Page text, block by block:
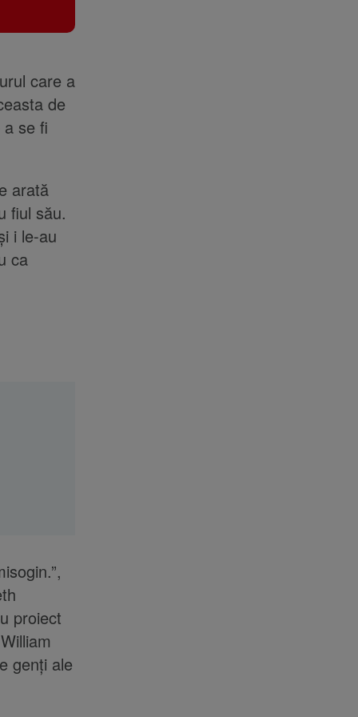
care a
de
se fi
arată
fiul său.
i le-au
ca
proiect
genți ale